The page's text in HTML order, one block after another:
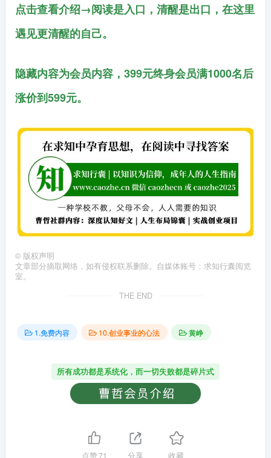
点击查看介绍→阅读是入口，清醒是出口，在这里
遇见更清醒的自己。
隐藏内容为会员内容，399元终身会员满1000名后
涨价到599元。
© 版权声明
文章部分摘取网络，如有侵权联系删除。自媒体账号：求知行囊阅览
室。
THE END
1.免费内容 10.创业事业的心法 黄峥
所有成功都是系统化，而一切失败都是碎片式
点赞71 分享 收藏